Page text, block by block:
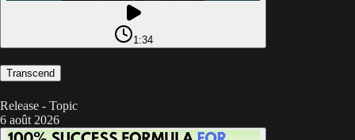
1:34
Transcend
Release - Topic
6 août 2026